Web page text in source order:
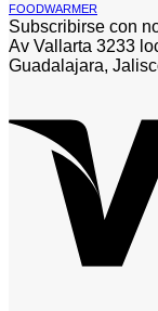
FOODWARMER
Subscribirse con
Av Vallarta 3233
Guadalajara,